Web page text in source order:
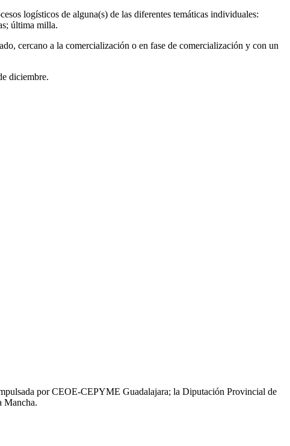
logísticos de alguna(s) de las diferentes temáticas individuales:
última milla.
cercano a la comercialización o en fase de comercialización y con un
diciembre.
por CEOE-CEPYME Guadalajara; la Diputación Provincial de
Mancha.